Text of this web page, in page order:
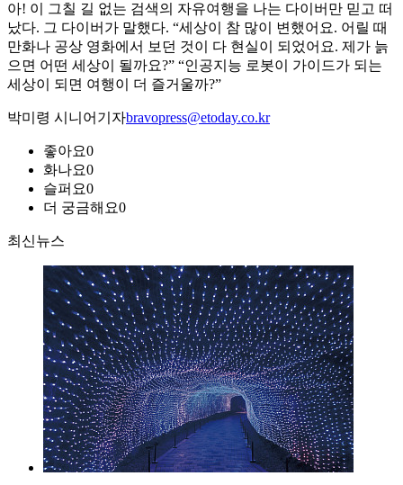
아! 이 그칠 길 없는 검색의 자유여행을 나는 다이버만 믿고 떠
났다. 그 다이버가 말했다. “세상이 참 많이 변했어요. 어릴 때
만화나 공상 영화에서 보던 것이 다 현실이 되었어요. 제가 늙
으면 어떤 세상이 될까요?” “인공지능 로봇이 가이드가 되는
세상이 되면 여행이 더 즐거울까?”
박미령 시니어기자bravopress@etoday.co.kr
좋아요0
화나요0
슬퍼요0
더 궁금해요0
최신뉴스